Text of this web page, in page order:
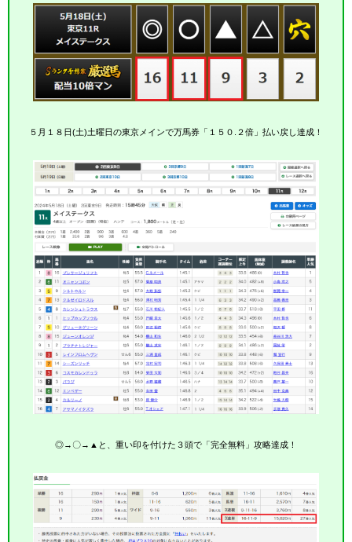
５月１８日(土)土曜日の東京メインで万馬券「１５０.２倍」払い戻し達成！
◎→〇→▲と、重い印を付けた３頭で「完全無料」攻略達成！